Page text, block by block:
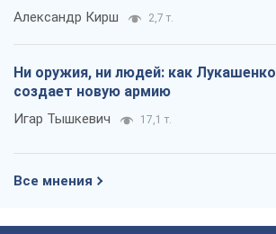
Александр Кирш 2,7 т.
Ни оружия, ни людей: как Лукашенко
создает новую армию
Игар Тышкевич 17,1 т.
Все мнения